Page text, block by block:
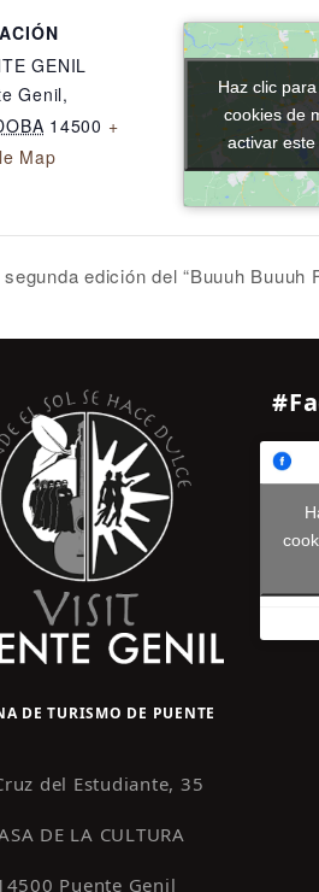
GENIL
Genil,
14500 +
Map
Haz clic
cookies de
activar
Haz clic
cookies de
activar
segunda edición del “Buuuh
DE TURISMO DE PUENTE
del Estudiante, 35
DE LA CULTURA
Puente Genil